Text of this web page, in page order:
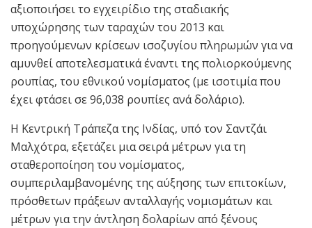
αξιοποιήσει το εγχειρίδιο της σταδιακής
υποχώρησης των ταραχών του 2013 και
προηγούμενων κρίσεων ισοζυγίου πληρωμών για να
αμυνθεί αποτελεσματικά έναντι της πολιορκούμενης
ρουπίας, του εθνικού νομίσματος (με ισοτιμία που
έχει φτάσει σε 96,038 ρουπίες ανά δολάριο).
Η Κεντρική Τράπεζα της Ινδίας, υπό τον Σαντζάι
Μαλχότρα, εξετάζει μια σειρά μέτρων για τη
σταθεροποίηση του νομίσματος,
συμπεριλαμβανομένης της αύξησης των επιτοκίων,
πρόσθετων πράξεων ανταλλαγής νομισμάτων και
μέτρων για την άντληση δολαρίων από ξένους